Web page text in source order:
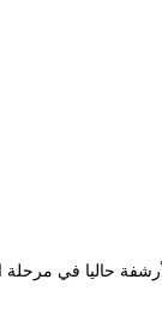
حاليا في مرحلة